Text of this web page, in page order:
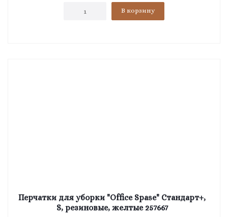
В корзину
Перчатки для уборки "Office Spase" Стандарт+,
S, резиновые, желтые 257667